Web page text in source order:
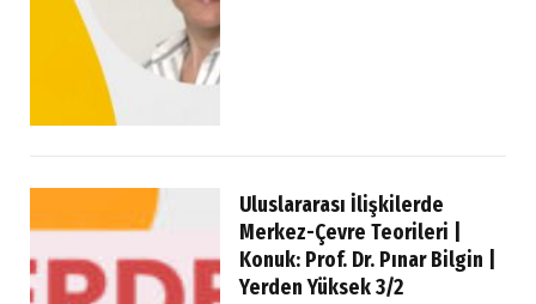
Uluslararası İlişkilerde
Merkez-Çevre Teorileri |
Konuk: Prof. Dr. Pınar Bilgin |
Yerden Yüksek 3/2